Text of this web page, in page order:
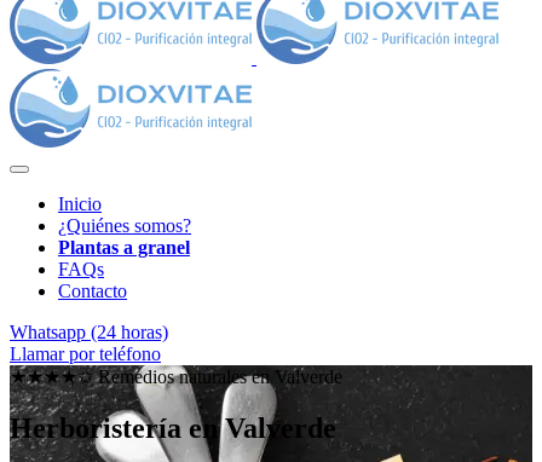
Inicio
¿Quiénes somos?
Plantas a granel
FAQs
Contacto
Whatsapp (24 horas)
Llamar por teléfono
★★★★✩ Remedios naturales en Valverde
Herboristería en Valverde